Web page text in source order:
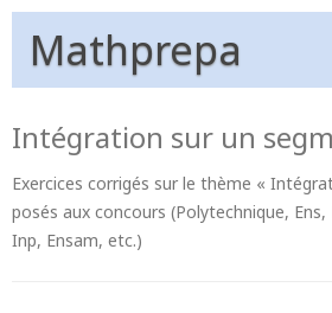
Mathprepa
Intégration sur un
Exercices corrigés sur le thème «
posés aux concours (Polytechnique,
Inp, Ensam, etc.)